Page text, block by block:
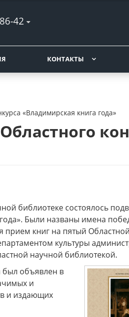
42
КОНТАКТЫ
«Владимирская книга года»
библиотеке состоялось
Были названы имена
прием книг на пятый
культуры
научной библиотекой.
был объявлен в
и
и издающих